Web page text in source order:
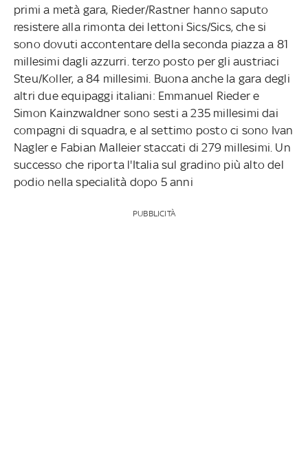
primi a metà gara, Rieder/Rastner hanno saputo
resistere alla rimonta dei lettoni Sics/Sics, che si
sono dovuti accontentare della seconda piazza a 81
millesimi dagli azzurri. terzo posto per gli austriaci
Steu/Koller, a 84 millesimi. Buona anche la gara degli
altri due equipaggi italiani: Emmanuel Rieder e
Simon Kainzwaldner sono sesti a 235 millesimi dai
compagni di squadra, e al settimo posto ci sono Ivan
Nagler e Fabian Malleier staccati di 279 millesimi. Un
successo che riporta l'Italia sul gradino più alto del
podio nella specialità dopo 5 anni
PUBBLICITÀ